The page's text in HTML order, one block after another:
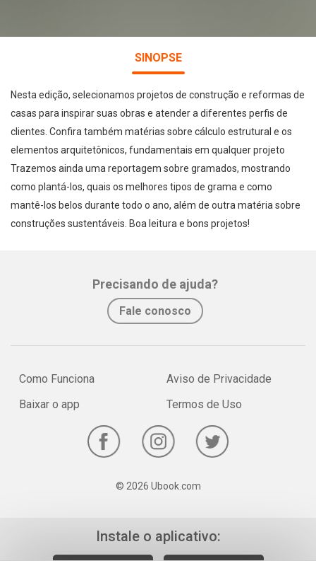
SINOPSE
Nesta edição, selecionamos projetos de construção e reformas de
casas para inspirar suas obras e atender a diferentes perfis de
clientes. Confira também matérias sobre cálculo estrutural e os
elementos arquitetônicos, fundamentais em qualquer projeto
Trazemos ainda uma reportagem sobre gramados, mostrando
como plantá-los, quais os melhores tipos de grama e como
mantê-los belos durante todo o ano, além de outra matéria sobre
construções sustentáveis. Boa leitura e bons projetos!
Precisando de ajuda?
Fale conosco
Como Funciona
Baixar o app
Aviso de Privacidade
Termos de Uso
© 2026 Ubook.com
Instale o aplicativo: